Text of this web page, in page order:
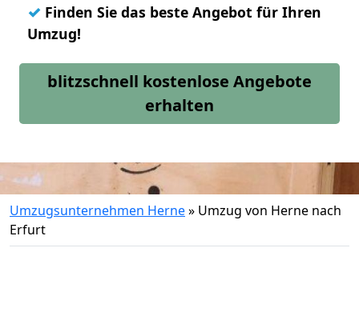
✓ Finden Sie das beste Angebot für Ihren
Umzug!
blitzschnell kostenlose Angebote
erhalten
Umzugsunternehmen Herne» Umzug von Herne nach
Erfurt